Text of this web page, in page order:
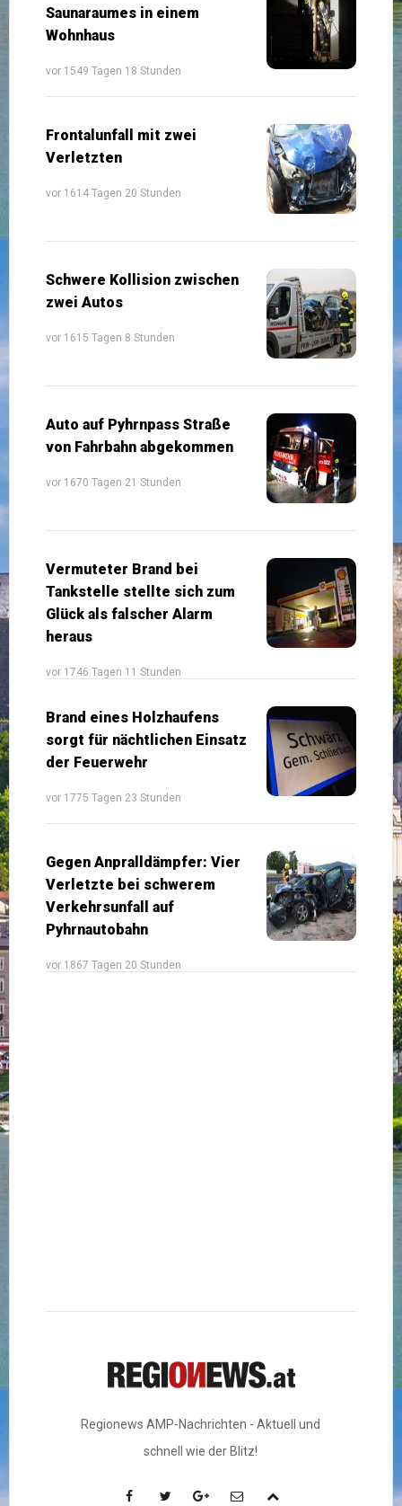
Saunaraumes in einem
Wohnhaus
vor 1549 Tagen 18 Stunden
Frontalunfall mit zwei
Verletzten
vor 1614 Tagen 20 Stunden
Schwere Kollision zwischen
zwei Autos
vor 1615 Tagen 8 Stunden
Auto auf Pyhrnpass Straße
von Fahrbahn abgekommen
vor 1670 Tagen 21 Stunden
Vermuteter Brand bei
Tankstelle stellte sich zum
Glück als falscher Alarm
heraus
vor 1746 Tagen 11 Stunden
Brand eines Holzhaufens
sorgt für nächtlichen Einsatz
der Feuerwehr
vor 1775 Tagen 23 Stunden
Gegen Anpralldämpfer: Vier
Verletzte bei schwerem
Verkehrsunfall auf
Pyhrnautobahn
vor 1867 Tagen 20 Stunden
Regionews AMP-Nachrichten - Aktuell und
schnell wie der Blitz!